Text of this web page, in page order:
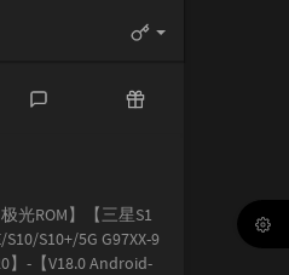
论
章
极光ROM】【三星S1
S10/S10+/5G G97XX-9
】-【V18.0 Android-